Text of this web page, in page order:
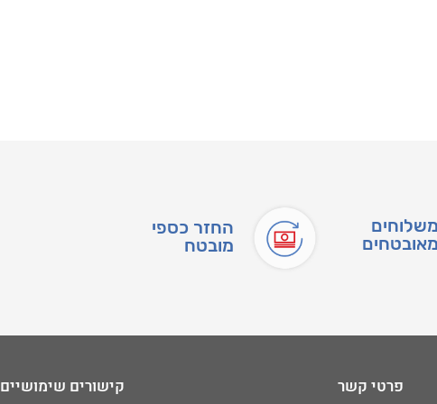
החזר כספי
מובטח
פרטי קשר קישורים שימושיים